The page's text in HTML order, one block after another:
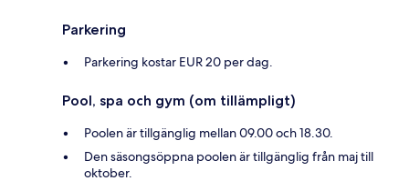
Parkering
Parkering kostar EUR 20 per dag.
Pool, spa och gym (om tillämpligt)
Poolen är tillgänglig mellan 09.00 och 18.30.
Den säsongsöppna poolen är tillgänglig från maj till
oktober.